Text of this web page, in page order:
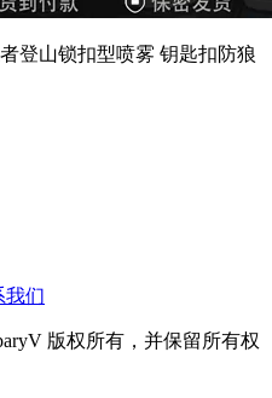
登山锁扣型喷雾 钥匙扣防狼
我们
版权所有，并保留所有权